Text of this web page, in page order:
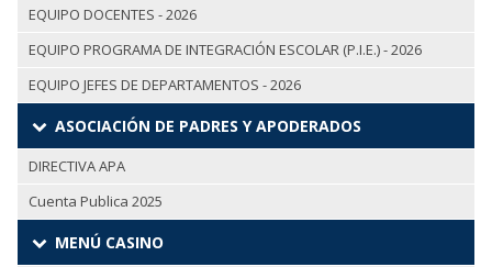
EQUIPO DOCENTES - 2026
EQUIPO PROGRAMA DE INTEGRACIÓN ESCOLAR (P.I.E.) - 2026
EQUIPO JEFES DE DEPARTAMENTOS - 2026
ASOCIACIÓN DE PADRES Y APODERADOS
DIRECTIVA APA
Cuenta Publica 2025
MENÚ CASINO